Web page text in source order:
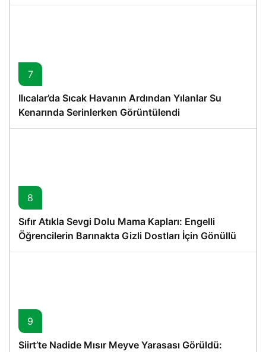
7
Ilıcalar’da Sıcak Havanın Ardından Yılanlar Su
Kenarında Serinlerken Görüntülendi
8
Sıfır Atıkla Sevgi Dolu Mama Kapları: Engelli
Öğrencilerin Barınakta Gizli Dostları İçin Gönüllü
Proje
9
Siirt’te Nadide Mısır Meyve Yarasası Görüldü: